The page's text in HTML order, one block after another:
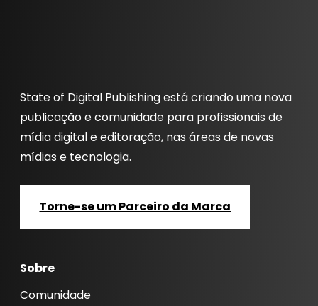
State of Digital Publishing está criando uma nova
publicação e comunidade para profissionais de
mídia digital e editoração, nas áreas de novas
mídias e tecnologia.
Torne-se um Parceiro da Marca
Sobre
Comunidade